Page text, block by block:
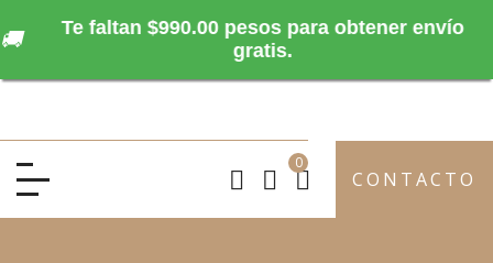
0
CONTACTO
🚚
Te faltan $990.00 pesos para obtener envío
gratis.